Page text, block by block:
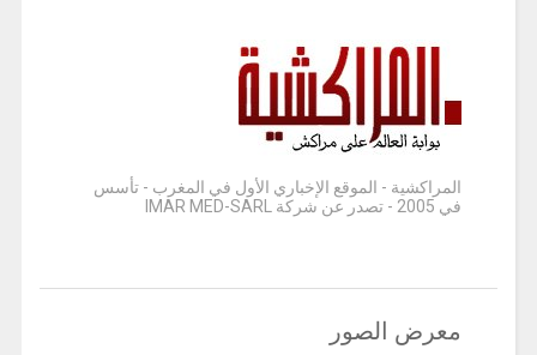
المراكشية - الموقع الإخباري الأول في المغرب - تأسس
في 2005 - تصدر عن شركة IMAR MED-SARL
معرض الصور